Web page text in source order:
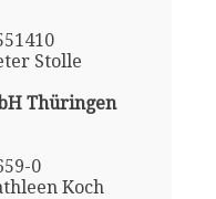
Stolle
Thüringen
0
Koch